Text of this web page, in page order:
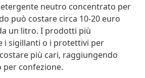
neutro concentrato per
può costare circa 10-20 euro
un litro. I prodotti più
i sigillanti o i protettivi per
più cari, raggiungendo
per confezione.